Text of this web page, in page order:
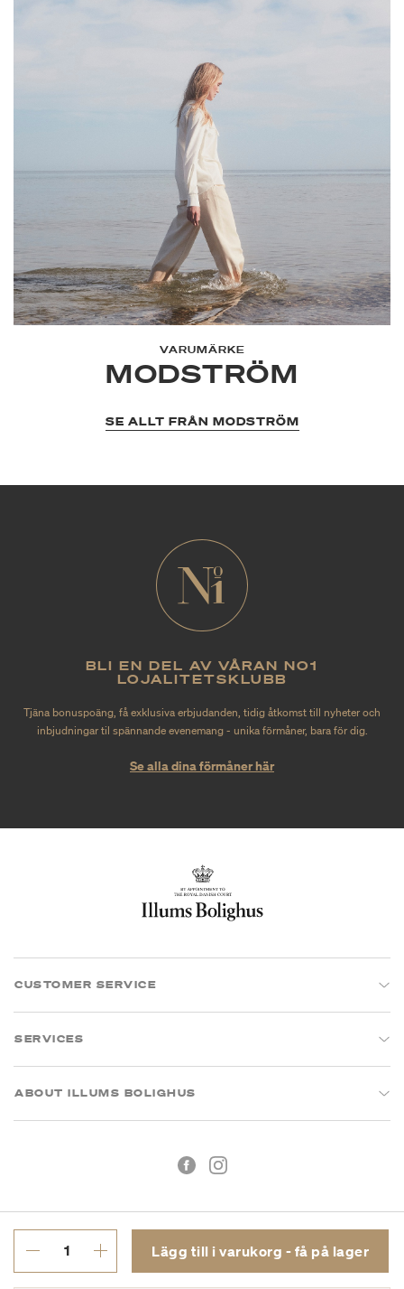
Lägg till i varukorg - få på lager
VARUMÄRKE
MODSTRÖM
SE ALLT FRÅN MODSTRÖM
BLI EN DEL AV VÅRAN NO1
LOJALITETSKLUBB
Tjäna bonuspoäng, få exklusiva erbjudanden, tidig åtkomst till nyheter och
inbjudningar til spännande evenemang - unika förmåner, bara för dig.
Se alla dina förmåner här
CUSTOMER SERVICE
SERVICES
ABOUT ILLUMS BOLIGHUS